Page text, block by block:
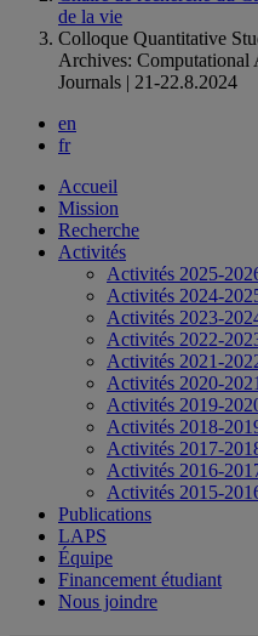
de la vie
Colloque Quantitative
Archives: Computational
Journals | 21-22.8.2024
en
fr
Accueil
Mission
Recherche
Activités
Activités 2025-
Activités 2024-
Activités 2023-
Activités 2022-
Activités 2021-
Activités 2020-2021
Activités 2019-
Activités 2018-
Activités 2017-
Activités 2016-
Activités 2015-
Publications
LAPS
Équipe
Financement étudiant
Nous joindre